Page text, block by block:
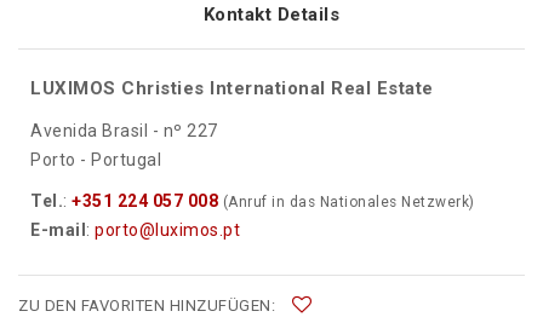
Kontakt Details
LUXIMOS Christies International Real Estate
Avenida Brasil - nº 227
Porto - Portugal
Tel.: +351 224 057 008 (Anruf in das Nationales Netzwerk)
E-mail : porto@luximos.pt
ZU DEN FAVORITEN HINZUFÜGEN: